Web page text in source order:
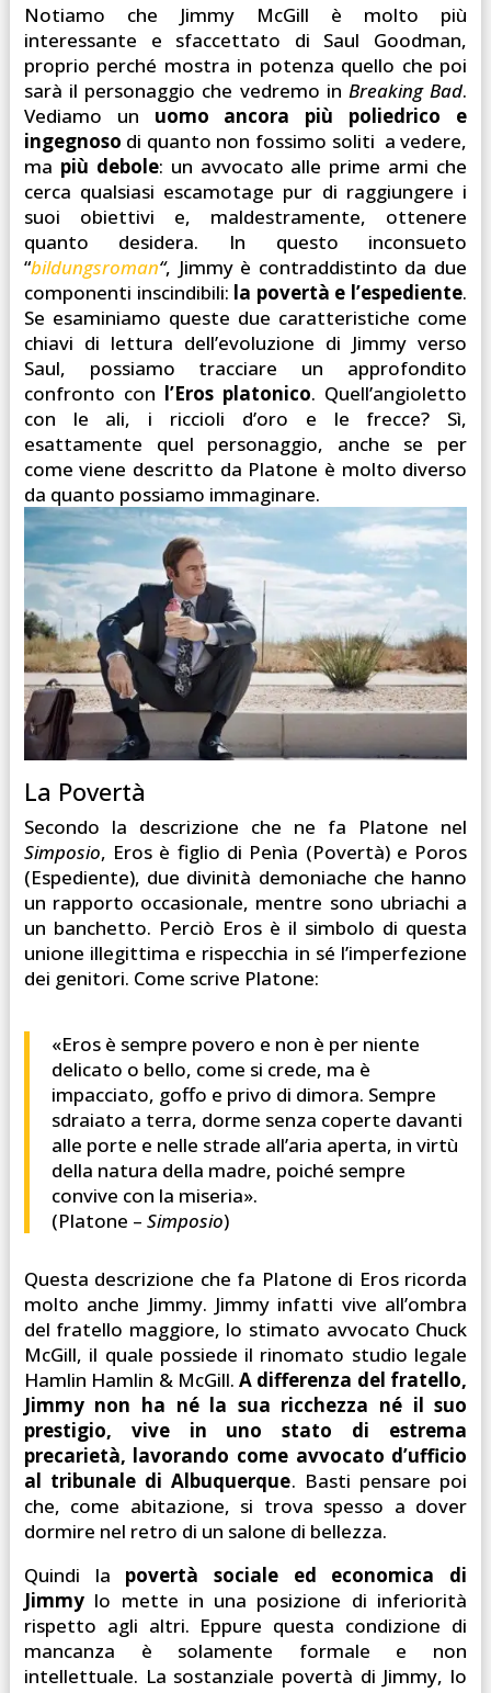
Notiamo che Jimmy McGill è molto più
interessante e sfaccettato di Saul Goodman,
proprio perché mostra in potenza quello che poi
sarà il personaggio che vedremo in Breaking Bad.
Vediamo un uomo ancora più poliedrico e
ingegnoso di quanto non fossimo soliti a vedere,
ma più debole: un avvocato alle prime armi che
cerca qualsiasi escamotage pur di raggiungere i
suoi obiettivi e, maldestramente, ottenere
quanto desidera. In questo inconsueto
“bildungsroman“, Jimmy è contraddistinto da due
componenti inscindibili: la povertà e l’espediente.
Se esaminiamo queste due caratteristiche come
chiavi di lettura dell’evoluzione di Jimmy verso
Saul, possiamo tracciare un approfondito
confronto con l’Eros platonico. Quell’angioletto
con le ali, i riccioli d’oro e le frecce? Sì,
esattamente quel personaggio, anche se per
come viene descritto da Platone è molto diverso
da quanto possiamo immaginare.
La Povertà
Secondo la descrizione che ne fa Platone nel
Simposio, Eros è figlio di Penìa (Povertà) e Poros
(Espediente), due divinità demoniache che hanno
un rapporto occasionale, mentre sono ubriachi a
un banchetto. Perciò Eros è il simbolo di questa
unione illegittima e rispecchia in sé l’imperfezione
dei genitori. Come scrive Platone:
«Eros è sempre povero e non è per niente
delicato o bello, come si crede, ma è
impacciato, goffo e privo di dimora. Sempre
sdraiato a terra, dorme senza coperte davanti
alle porte e nelle strade all’aria aperta, in virtù
della natura della madre, poiché sempre
convive con la miseria».
(Platone – Simposio)
Questa descrizione che fa Platone di Eros ricorda
molto anche Jimmy. Jimmy infatti vive all’ombra
del fratello maggiore, lo stimato avvocato Chuck
McGill, il quale possiede il rinomato studio legale
Hamlin Hamlin & McGill.A differenza del fratello,
Jimmy non ha né la sua ricchezza né il suo
prestigio, vive in uno stato di estrema
precarietà, lavorando come avvocato d’ufficio
al tribunale di Albuquerque. Basti pensare poi
che, come abitazione, si trova spesso a dover
dormire nel retro di un salone di bellezza.
Quindi la povertà sociale ed economica di
Jimmylo mette in una posizione di inferiorità
rispetto agli altri. Eppure questa condizione di
mancanza è solamente formale e non
intellettuale. La sostanziale povertà di Jimmy, lo